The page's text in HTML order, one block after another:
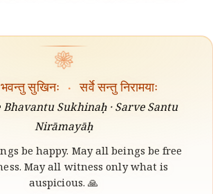
❀
सुखिनः · सर्वे सन्तु निरामयाः
Bhavantu Sukhinaḥ · Sarve Santu
Nirāmayāḥ
be happy. May all beings be free
May all witness only what is
auspicious. 🙏